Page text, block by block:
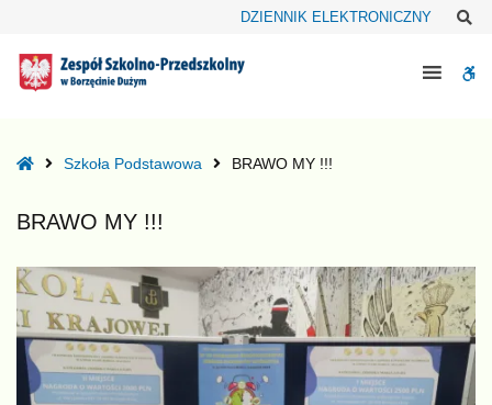
MY
DZIENNIK ELEKTRONICZNY
HomeSzkoła Podstawowa BRAWO MY !!!
BRAWO MY !!!